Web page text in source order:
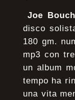
Joe
disco
180 gm.
mp3 con
un album
tempo ha
una vita